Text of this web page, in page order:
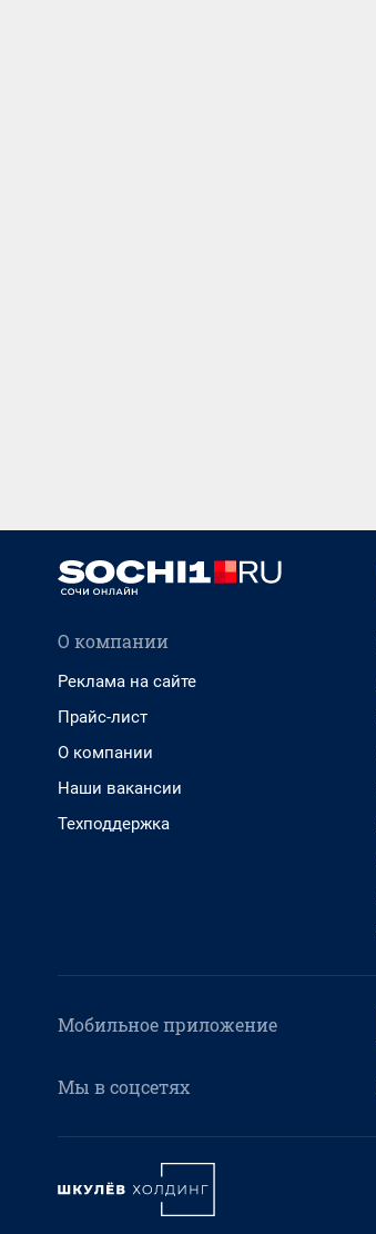
О компании
Реклама на сайте
Прайс-лист
О компании
Наши вакансии
Техподдержка
Мобильное приложение
Мы в соцсетях